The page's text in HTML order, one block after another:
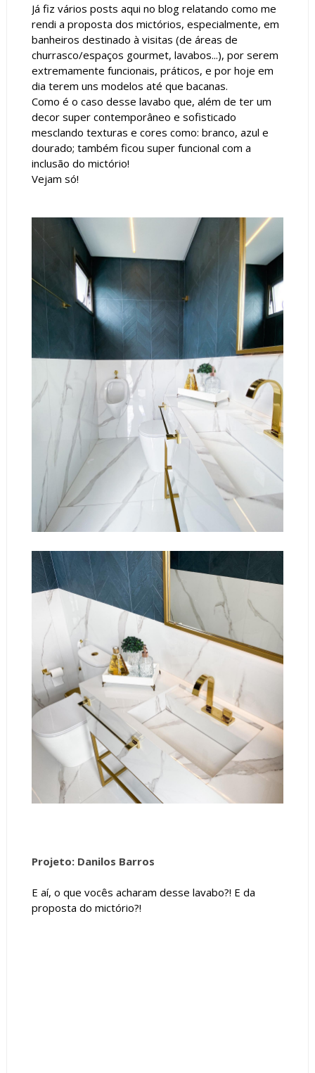
Já fiz vários posts aqui no blog relatando como me
rendi a proposta dos mictórios, especialmente, em
banheiros destinado à visitas (de áreas de
churrasco/espaços gourmet, lavabos...), por serem
extremamente funcionais, práticos, e por hoje em
dia terem uns modelos até que bacanas.
Como é o caso desse lavabo que, além de ter um
decor super contemporâneo e sofisticado
mesclando texturas e cores como: branco, azul e
dourado; também ficou super funcional com a
inclusão do mictório!
Vejam só!
Projeto: Danilos Barros
E aí, o que vocês acharam desse lavabo?! E da
proposta do mictório?!